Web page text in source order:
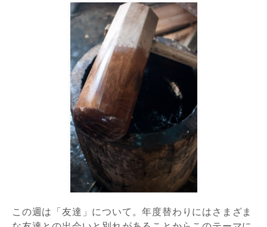
この週は「友達」について。年度替わりにはさまざま